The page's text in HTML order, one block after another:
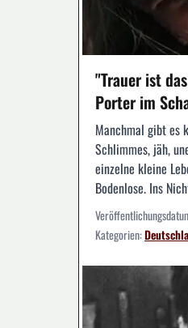
"Trauer ist
Porter im
Manchmal gibt es
Schlimmes, jäh,
einzelne kleine
Bodenlose. Ins
Kategorien: